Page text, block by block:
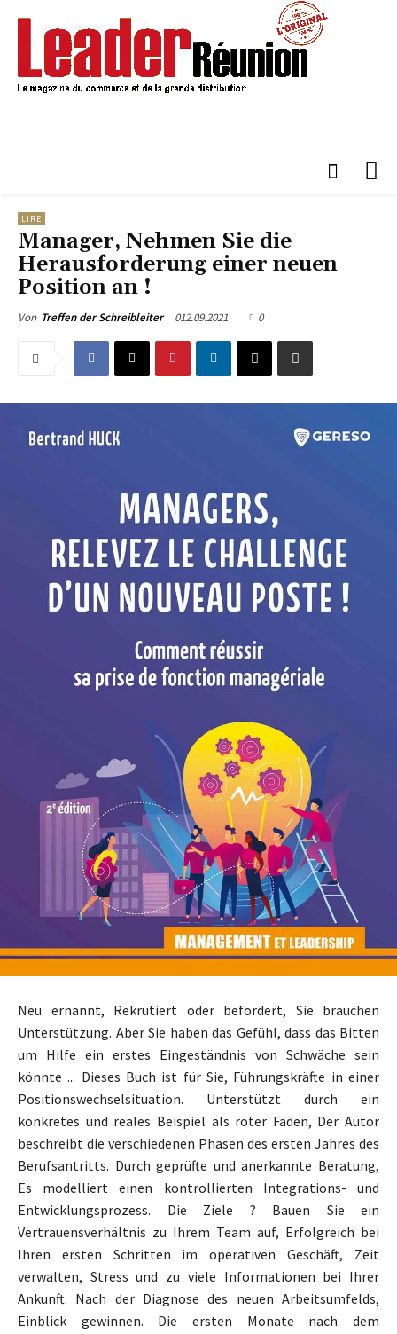
LIRE
Manager, Nehmen Sie die
Herausforderung einer neuen
Position an !
Von Treffen der Schreibleiter 012.09.2021 0
Neu ernannt, Rekrutiert oder befördert, Sie brauchen
Unterstützung. Aber Sie haben das Gefühl, dass das Bitten
um Hilfe ein erstes Eingeständnis von Schwäche sein
könnte ... Dieses Buch ist für Sie, Führungskräfte in einer
Positionswechselsituation. Unterstützt durch ein
konkretes und reales Beispiel als roter Faden, Der Autor
beschreibt die verschiedenen Phasen des ersten Jahres des
Berufsantritts. Durch geprüfte und anerkannte Beratung,
Es modelliert einen kontrollierten Integrations- und
Entwicklungsprozess. Die Ziele ? Bauen Sie ein
Vertrauensverhältnis zu Ihrem Team auf, Erfolgreich bei
Ihren ersten Schritten im operativen Geschäft, Zeit
verwalten, Stress und zu viele Informationen bei Ihrer
Ankunft. Nach der Diagnose des neuen Arbeitsumfelds,
Einblick gewinnen. Die ersten Monate nach dem